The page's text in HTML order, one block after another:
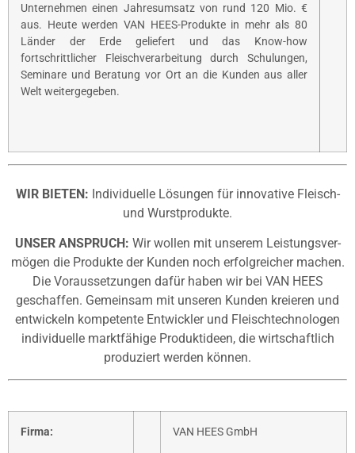
Unternehmen einen Jahresumsatz von rund 120 Mio. €
aus. Heute werden VAN HEES-Produkte in mehr als 80
Länder der Erde geliefert und das Know-how
fortschrittlicher Fleischverarbeitung durch Schulungen,
Seminare und Beratung vor Ort an die Kunden aus aller
Welt weitergegeben.
WIR BIETEN: Individuelle Lösungen für innovative Fleisch-
und Wurstprodukte.
UNSER ANSPRUCH: Wir wollen mit unserem Leistungs­ver­
mögen die Produkte der Kunden noch erfolgreicher machen.
Die Voraussetzungen dafür haben wir bei VAN HEES
geschaffen. Gemeinsam mit unseren Kunden kreieren und
entwickeln kompetente Entwickler und Fleischtechno­logen
individuelle marktfähige Produktideen, die wirtschaftlich
produziert werden können.
Firma: VAN HEES GmbH